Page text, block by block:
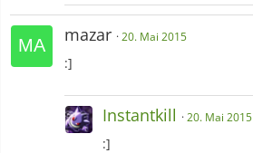
mazar 20. Mai 2015
:]
Instantkill 20. Mai 2015
:]